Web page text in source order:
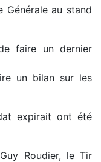
Générale au stand
faire un dernier
un bilan sur les
expirait ont été
Roudier, le Tir